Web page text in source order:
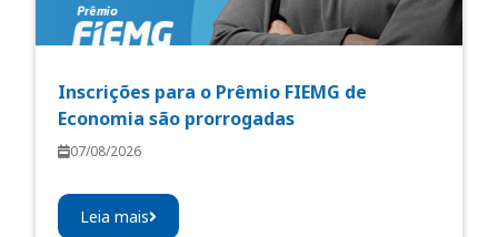
Inscrições para o Prêmio FIEMG de
Economia são prorrogadas
07/08/2026
Leia mais